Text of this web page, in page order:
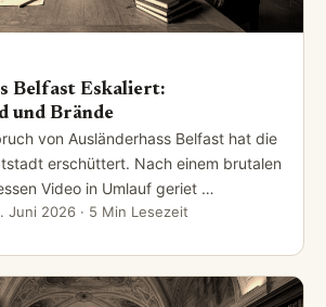
Belfast Eskaliert:
und Brände
von Ausländerhass Belfast hat die
erschüttert. Nach einem brutalen
Video in Umlauf geriet …
Juni 2026 · 5 Min Lesezeit